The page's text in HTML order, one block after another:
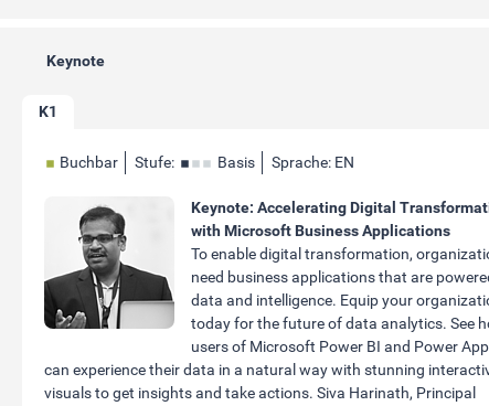
Keynote
K1
Buchbar Stufe: Basis Sprache: EN
Keynote: Accelerating Digital
with Microsoft Business Applications
To enable digital transformation,
need business applications that are
data and intelligence. Equip your
today for the future of data analytics. See
users of Microsoft Power BI and Power
can experience their data in a natural way with stunning
visuals to get insights and take actions. Siva Harinath, Principal